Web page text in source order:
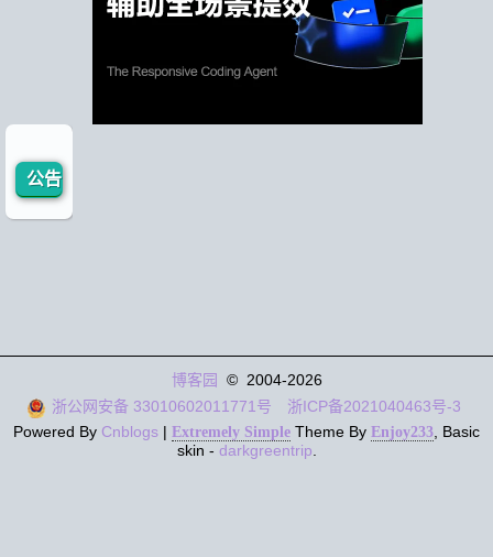
公告
博客园
© 2004-2026
浙公网安备 33010602011771号
浙ICP备2021040463号-3
Powered By Cnblogs | Extremely Simple Theme By Enjoy233, Basic
skin - darkgreentrip.